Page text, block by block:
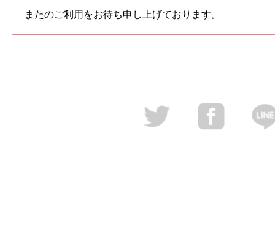
またのご利用をお待ち申し上げております。